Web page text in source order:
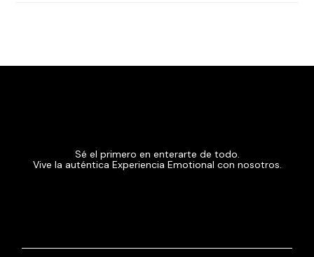
Sé el primero en enterarte de todo.
Vive la auténtica Experiencia Emotional con nosotros.